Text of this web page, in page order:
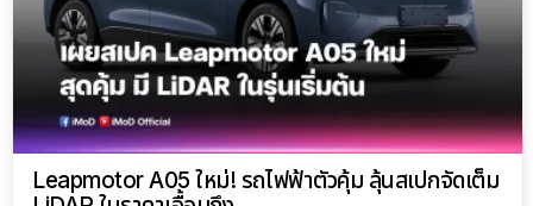
Leapmotor A05 ใหม่! รถไฟฟ้าตัวคุ้ม ลุ้นสเปกจัดเต็ม